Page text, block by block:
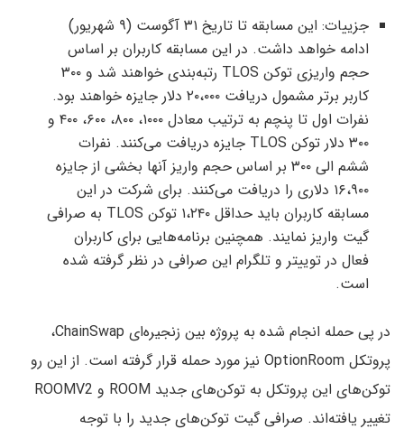
جزییات: این مسابقه تا تاریخ ۳۱ آگوست (۹ شهریور)
ادامه خواهد داشت. در این مسابقه کاربران بر اساس
حجم واریزی توکن TLOS رتبه‌بندی خواهند شد و ۳۰۰
کاربر برتر مشمول دریافت ۲۰،۰۰۰ دلار جایزه خواهند بود.
نفرات اول تا پنچم به ترتیب معادل ۱۰۰۰، ۸۰۰، ۶۰۰، ۴۰۰ و
۳۰۰ دلار توکن TLOS جایزه دریافت می‌کنند. نفرات
ششم الی ۳۰۰ بر اساس حجم واریز آنها بخشی از جایزه
۱۶،۹۰۰ دلاری را دریافت می‌کنند. برای شرکت در این
مسابقه کاربران باید حداقل ۱،۲۴۰ توکن TLOS به صرافی
گیت واریز نمایند. همچنین برنامه‌هایی برای کاربران
فعال در توییتر و تلگرام این صرافی در نظر گرفته شده
است.
در پی حمله انجام شده به پروژه بین زنجیره‌ای ChainSwap،
پروتکل OptionRoom نیز مورد حمله قرار گرفته است. از این رو
توکن‌های این پروتکل به توکن‌های جدید ROOM و ROOMV2
تغییر یافته‌اند. صرافی گیت توکن‌های جدید را با توجه